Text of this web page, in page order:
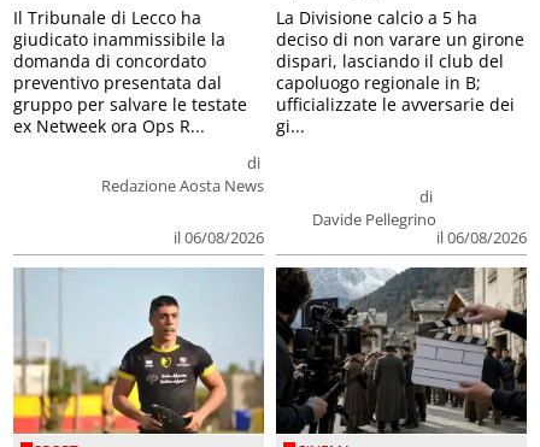
di
Redazione Aosta News
il 06/08/2026
Il Tribunale di Lecco ha
giudicato inammissibile la
domanda di concordato
preventivo presentata dal
gruppo per salvare le testate
ex Netweek ora Ops R...
di
Davide Pellegrino
il 06/08/2026
La Divisione calcio a 5 ha
deciso di non varare un girone
dispari, lasciando il club del
capoluogo regionale in B;
ufficializzate le avversarie dei
gi...